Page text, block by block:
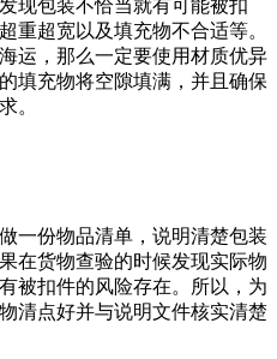
现包装不恰当就有可能被扣
重超宽以及填充物不合适等。
运，那么一定要使用材质优异
填充物将空隙填满，并且确保
。
一份物品清单，说明清楚包装
在货物查验的时候发现实际物
被扣件的风险存在。所以，为
清点好并与说明文件核实清楚